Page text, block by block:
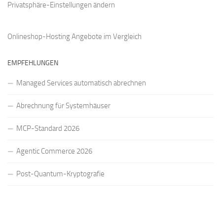
Privatsphäre-Einstellungen ändern
Onlineshop-Hosting Angebote im Vergleich
EMPFEHLUNGEN
Managed Services automatisch abrechnen
Abrechnung für Systemhäuser
MCP-Standard 2026
Agentic Commerce 2026
Post-Quantum-Kryptografie